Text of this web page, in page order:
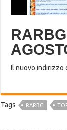
Il nuovo indirizzo
Tags RARBG